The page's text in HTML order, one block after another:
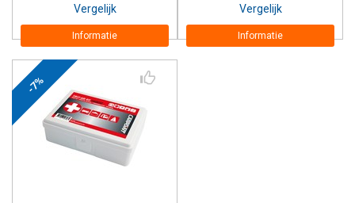
Vergelijk
Informatie
Vergelijk
Informatie
-7%